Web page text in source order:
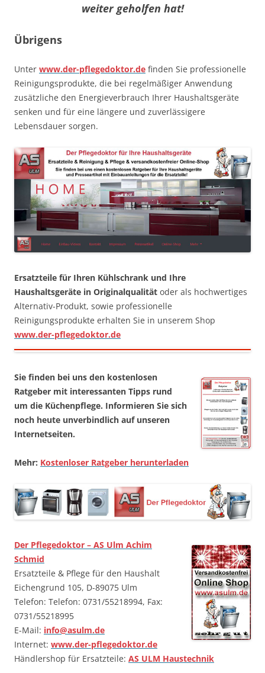
weiter geholfen hat!
Übrigens
Unter www.der-pflegedoktor.de finden Sie professionelle
Reinigungsprodukte, die bei regelmäßiger Anwendung
zusätzliche den Energieverbrauch Ihrer Haushaltsgeräte
senken und für eine längere und zuverlässigere
Lebensdauer sorgen.
Ersatzteile für Ihren Kühlschrank und Ihre
Haushaltsgeräte in Originalqualität oder als hochwertiges
Alternativ-Produkt, sowie professionelle
Reinigungsprodukte erhalten Sie in unserem Shop
www.der-pflegedoktor.de
Sie finden bei uns den kostenlosen
Ratgeber mit interessanten Tipps rund
um die Küchenpflege. Informieren Sie sich
noch heute unverbindlich auf unseren
Internetseiten.
Mehr: Kostenloser Ratgeber herunterladen
Der Pflegedoktor – AS Ulm Achim
Schmid
Ersatzteile & Pflege für den Haushalt
Eichengrund 105, D-89075 Ulm
Telefon: Telefon: 0731/55218994, Fax:
0731/55218995
E-Mail: info@asulm.de
Internet: www.der-pflegedoktor.de
Händlershop für Ersatzteile: AS ULM Haustechnik